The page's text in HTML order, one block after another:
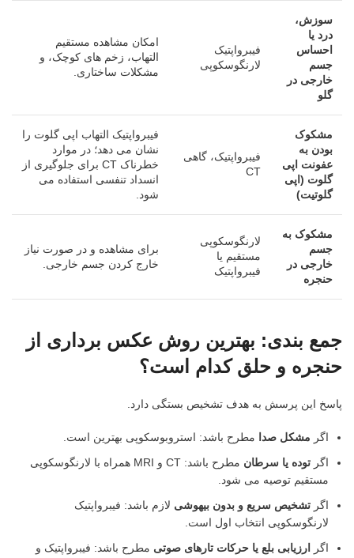
سوزش،
درد یا
احساس
جسم
خارجی در
گلو
فیبرواپتیک
لارنگوسکوپی
امکان مشاهده مستقیم
التهاب، زخم های کوچک، و
مشکلات ساختاری.
مشکوک
بودن به
عفونت اپی
گلوت (اپی
گلوتیت)
فیبرواپتیک، گاهی
CT
فیبرواپتیک التهاب اپی گلوت را
نشان می دهد؛ در موارد
خطرناک CT برای جلوگیری از
انسداد تنفسی استفاده می
شود.
مشکوک به
جسم
خارجی در
حنجره
لارنگوسکوپی
مستقیم یا
فیبرواپتیک
برای مشاهده و در صورت نیاز
خارج کردن جسم خارجی.
جمع بندی: بهترین روش عکس برداری از
حنجره و حلق کدام است؟
پاسخ این پرسش به هدف تشخیص بستگی دارد.
اگر مشکل صدا مطرح باشد: استروبوسکوپی بهترین است.
اگر توده یا سرطان
مطرح باشد: CT و MRI همراه با لارنگوسکوپی
مستقیم توصیه می شود.
اگر تشخیص سریع و بدون بیهوشی لازم باشد: فیبرواپتیک
لارنگوسکوپی انتخاب اول است.
اگر
ارزیابی بلع یا حرکات تارهای صوتی مطرح باشد: فیبرواپتیک و